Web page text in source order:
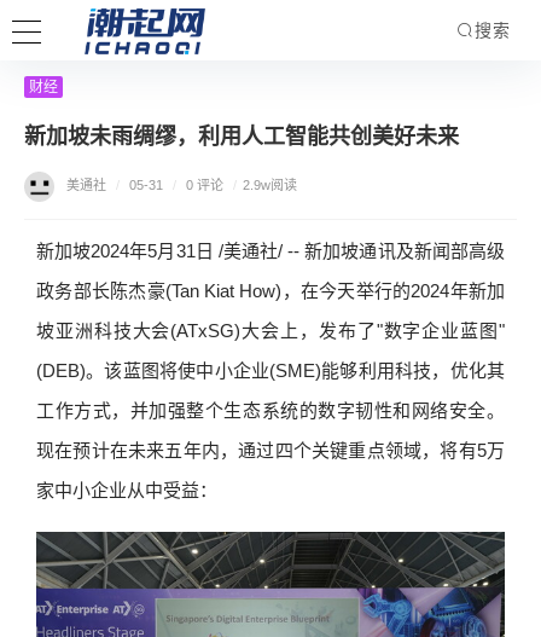
搜索
财经
新加坡未雨绸缪，利用人工智能共创美好未来
美通社 / 05-31 / 0 评论 / 2.9w阅读
新加坡2024年5月31日 /美通社/ -- 新加坡通讯及新闻部高级
政务部长陈杰豪(Tan Kiat How)，在今天举行的2024年新加
坡亚洲科技大会(ATxSG)大会上，发布了"数字企业蓝图"
(DEB)。该蓝图将使中小企业(SME)能够利用科技，优化其
工作方式，并加强整个生态系统的数字韧性和网络安全。
现在预计在未来五年内，通过四个关键重点领域，将有5万
家中小企业从中受益：